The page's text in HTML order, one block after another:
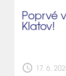
Poprvé
Klatov!
schedule 17. 6.